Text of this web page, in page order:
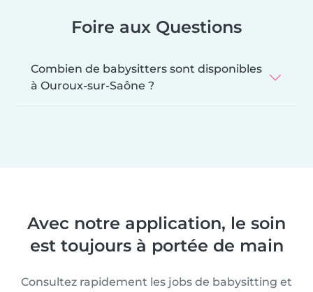
Foire aux Questions
Combien de babysitters sont disponibles
à Ouroux-sur-Saône ?
Avec notre application, le soin
est toujours à portée de main
Consultez rapidement les jobs de babysitting et